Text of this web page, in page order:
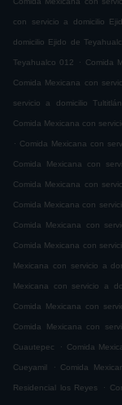
con servicio a domicilio
domicilio Ejido de
Teyahualco 012 . Comida
Comida Mexicana con
servicio a domicilio
Comida Mexicana con
. Comida Mexicana con
Comida Mexicana con
Comida Mexicana con
Comida Mexicana con
Comida Mexicana con
Comida Mexicana con
Mexicana con servicio a
Mexicana con servicio a
Comida Mexicana con
Comida Mexicana con
Cuautepec . Comida
Cueyamil . Comida
Residencial los Reyes .